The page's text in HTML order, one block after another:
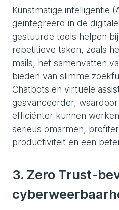
Kunstmatige intelligentie
geïntegreerd in de
gestuurde tools helpen
repetitieve taken, zoals
mails, het samenvatten
bieden van slimme
Chatbots en virtuele
geavanceerder,
efficiënter kunnen
serieus omarmen,
productiviteit en een
3. Zero Trust-